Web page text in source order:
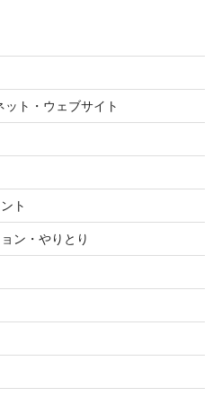
ト・ウェブサイト
ト
ン・やりとり